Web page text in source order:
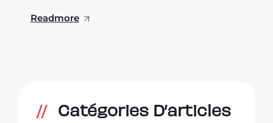
Readmore
Catégories D’articles